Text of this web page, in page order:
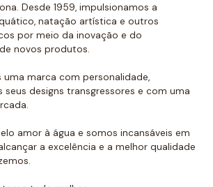
que são um pouco menores.
Desde 1959, impulsionamos a
natação artística e outros
por meio da inovação e do
novos produtos.
marca com personalidade,
seus designs transgressores e com uma
amor à água e somos incansáveis em
a excelência e a melhor qualidade